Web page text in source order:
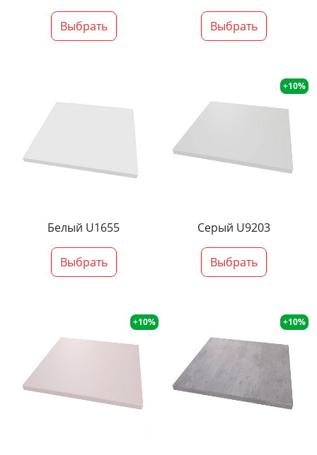
Выбрать Выбрать
Белый U1655
Выбрать
+10%
Серый U9203
Выбрать
+10% +10%